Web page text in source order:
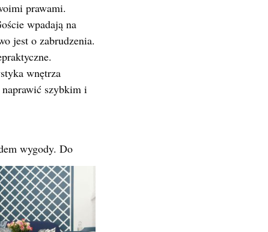
prawami.
wpadają na
jest o zabrudzenia.
wnętrza
naprawić szybkim i
wygody. Do